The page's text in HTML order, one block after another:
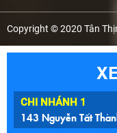
Copyright © 2020 Tân
CHI NHÁNH 1
143 Nguyễn Tất